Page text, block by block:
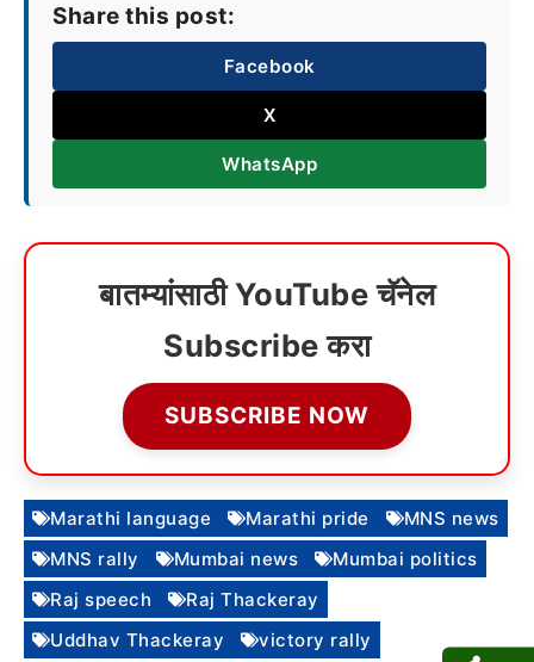
Share this post:
Facebook
X
WhatsApp
बातम्यांसाठी YouTube चॅनेल
Subscribe करा
SUBSCRIBE NOW
Marathi language Marathi pride
MNS news
MNS rally
Mumbai news
Mumbai politics
Raj speech
Raj Thackeray
Uddhav Thackeray
victory rally